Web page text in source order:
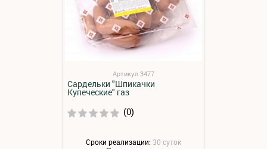
Артикул:3477
Сардельки "Шпикачки
Купеческие" газ
(0)
Сроки реализации: 30 суток